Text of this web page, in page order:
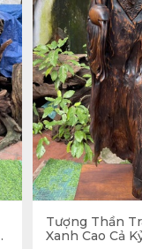
Tượng Thần
Xanh Cao Cả